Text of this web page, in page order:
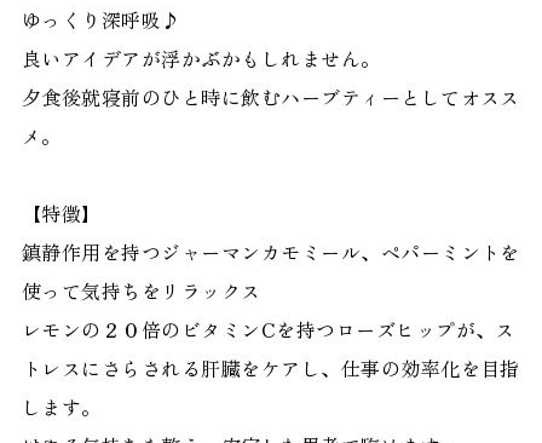
ゆっくり深呼吸♪
良いアイデアが浮かぶかもしれません。
夕食後就寝前のひと時に飲むハーブティーとしてオスス
メ。
【特徴】
鎮静作用を持つジャーマンカモミール、ペパーミントを
使って気持ちをリラックス
レモンの２０倍のビタミンCを持つローズヒップが、ス
トレスにさらされる肝臓をケアし、仕事の効率化を目指
します。